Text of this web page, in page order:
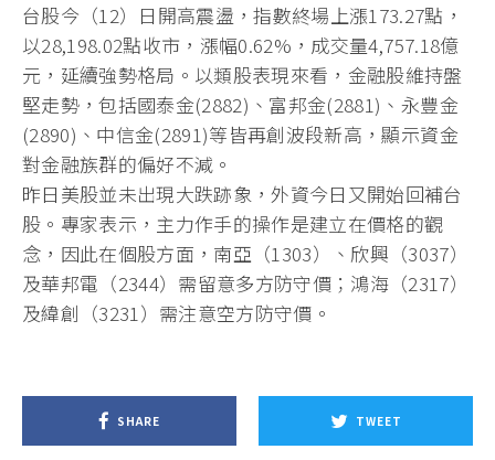
台股今（12）日開高震盪，指數終場上漲173.27點，
以28,198.02點收市，漲幅0.62%，成交量4,757.18億
元，延續強勢格局。以類股表現來看，金融股維持盤
堅走勢，包括國泰金(2882)、富邦金(2881)、永豐金
(2890)、中信金(2891)等皆再創波段新高，顯示資金
對金融族群的偏好不減。
昨日美股並未出現大跌跡象，外資今日又開始回補台
股。專家表示，主力作手的操作是建立在價格的觀
念，因此在個股方面，南亞（1303）、欣興（3037）
及華邦電（2344）需留意多方防守價；鴻海（2317）
及緯創（3231）需注意空方防守價。
SHARE TWEET